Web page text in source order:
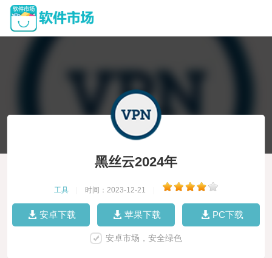
黑丝云2024年
工具 时间：2023-12-21
安卓下载 苹果下载 PC下载
安卓市场，安全绿色